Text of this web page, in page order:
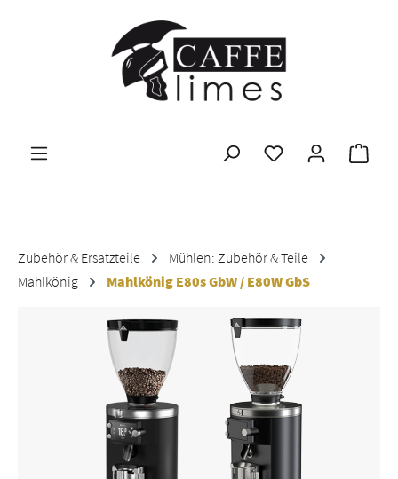
Zum Hauptinhalt springen
Zubehör & Ersatzteile
Mühlen: Zubehör & Teile
Mahlkönig
Mahlkönig E80s GbW / E80W GbS